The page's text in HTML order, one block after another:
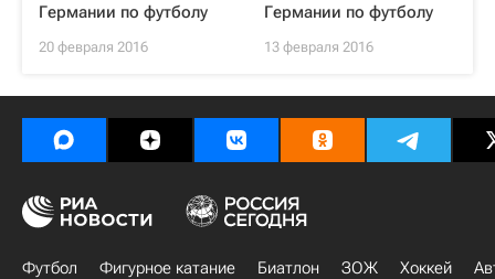
Германии по футболу
20 февраля 2016
Германии по футболу
13 февраля 2016
Футбол Фигурное катание Биатлон ЗОЖ Хоккей